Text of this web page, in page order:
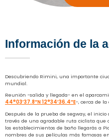
Información de la
Descubriendo Rimini, una importante
mundial.
Reunión -salida y llegada- en el
44°03’37.8″N 12°34’36.4″E-, cerca de la
Después de la prueba de segway, el
través de una agradable ruta ciclista que
los establecimientos de baño llegarás a
nombres de sus películas más famosas